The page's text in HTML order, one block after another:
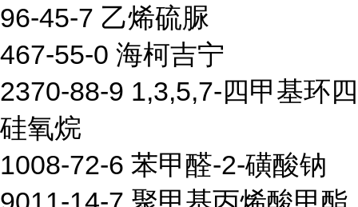
96-45-7 乙烯硫脲
467-55-0 海柯吉宁
2370-88-9 1,3,5,7-四甲基环四
硅氧烷
1008-72-6 苯甲醛-2-磺酸钠